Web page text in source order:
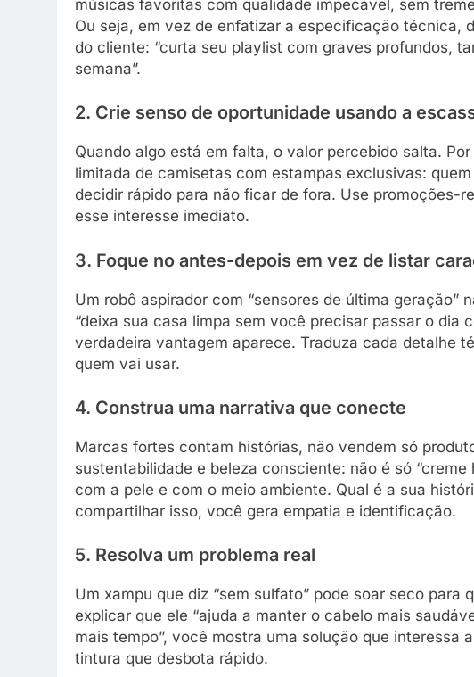
músicas favoritas com qualidade impecável, sem
Ou seja, em vez de enfatizar a especificação técnica,
do cliente: “curta seu playlist com graves profundos,
semana”.
2. Crie senso de oportunidade usando a
Quando algo está em falta, o valor percebido salta.
limitada de camisetas com estampas exclusivas:
decidir rápido para não ficar de fora. Use promoções-
esse interesse imediato.
3. Foque no antes-depois em vez de listar
Um robô aspirador com “sensores de última geração”
“deixa sua casa limpa sem você precisar passar o dia
verdadeira vantagem aparece. Traduza cada detalhe
quem vai usar.
4. Construa uma narrativa que conecte
Marcas fortes contam histórias, não vendem só
sustentabilidade e beleza consciente: não é só
com a pele e com o meio ambiente. Qual é a sua
compartilhar isso, você gera empatia e identificação.
5. Resolva um problema real
Um xampu que diz “sem sulfato” pode soar seco para
explicar que ele “ajuda a manter o cabelo mais
mais tempo”, você mostra uma solução que interessa
tintura que desbota rápido.